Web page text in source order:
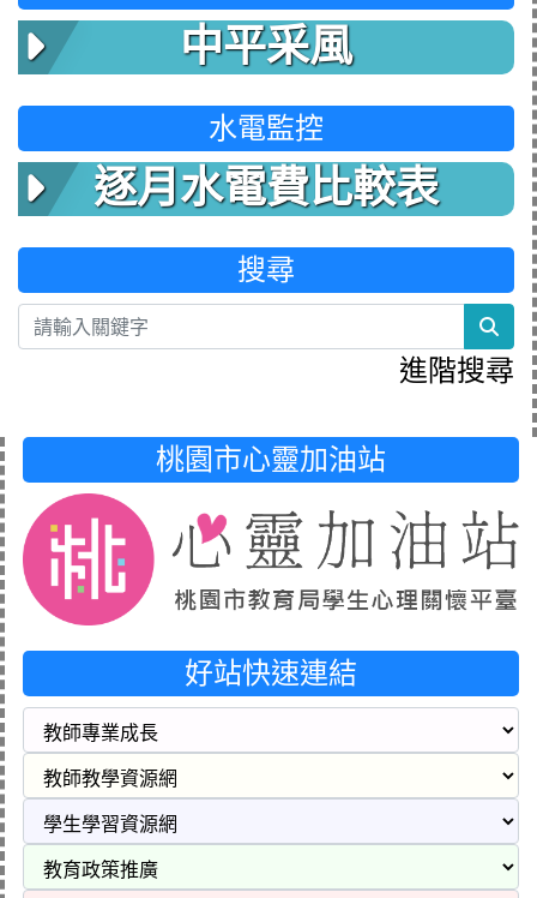
中平采風
水電監控
逐月水電費比較表
搜尋
進階搜尋
桃園市心靈加油站
好站快速連結